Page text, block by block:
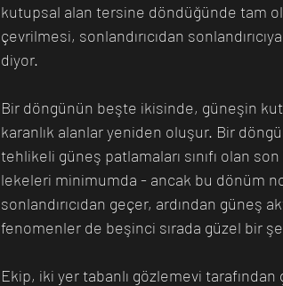
kutupsal alan tersine döndüğünde tam
çevrilmesi, sonlandırıcıdan
diyor.
Bir döngünün beşte ikisinde, güneşin
karanlık alanlar yeniden oluşur. Bir
tehlikeli güneş patlamaları sınıfı olan
lekeleri minimumda - ancak bu dönüm
sonlandırıcıdan geçer, ardından güneş
fenomenler de beşinci sırada güzel bir
Ekip, iki yer tabanlı gözlemevi